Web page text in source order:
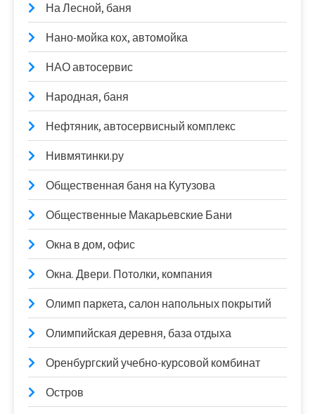
На Лесной, баня
Нано-мойка кох, автомойка
НАО автосервис
Народная, баня
Нефтяник, автосервисный комплекс
Нивмятинки.ру
Общественная баня на Кутузова
Общественные Макарьевские Бани
Окна в дом, офис
Окна. Двери. Потолки, компания
Олимп паркета, салон напольных покрытий
Олимпийская деревня, база отдыха
Оренбургский учебно-курсовой комбинат
Остров